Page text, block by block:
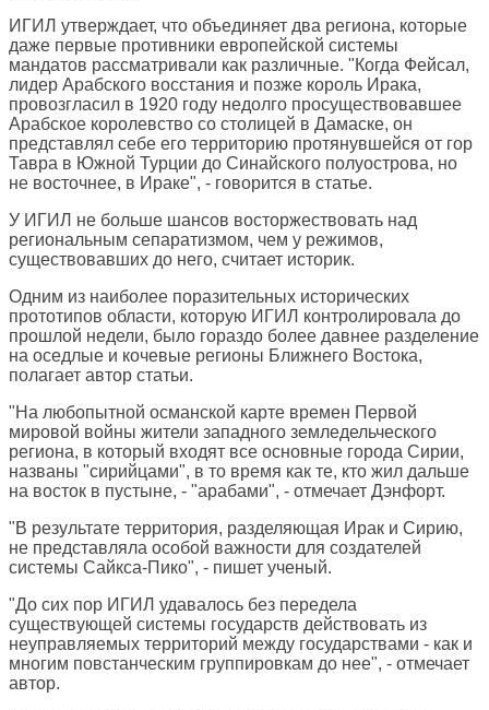
ИГИЛ утверждает, что объединяет два региона, которые
даже первые противники европейской системы
мандатов рассматривали как различные. "Когда Фейсал,
лидер Арабского восстания и позже король Ирака,
провозгласил в 1920 году недолго просуществовавшее
Арабское королевство со столицей в Дамаске, он
представлял себе его территорию протянувшейся от гор
Тавра в Южной Турции до Синайского полуострова, но
не восточнее, в Ираке", - говорится в статье.
У ИГИЛ не больше шансов восторжествовать над
региональным сепаратизмом, чем у режимов,
существовавших до него, считает историк.
Одним из наиболее поразительных исторических
прототипов области, которую ИГИЛ контролировала до
прошлой недели, было гораздо более давнее разделение
на оседлые и кочевые регионы Ближнего Востока,
полагает автор статьи.
"На любопытной османской карте времен Первой
мировой войны жители западного земледельческого
региона, в который входят все основные города Сирии,
названы "сирийцами", в то время как те, кто жил дальше
на восток в пустыне, - "арабами", - отмечает Дэнфорт.
"В результате территория, разделяющая Ирак и Сирию,
не представляла особой важности для создателей
системы Сайкса-Пико", - пишет ученый.
"До сих пор ИГИЛ удавалось без передела
существующей системы государств действовать из
неуправляемых территорий между государствами - как и
многим повстанческим группировкам до нее", - отмечает
автор.